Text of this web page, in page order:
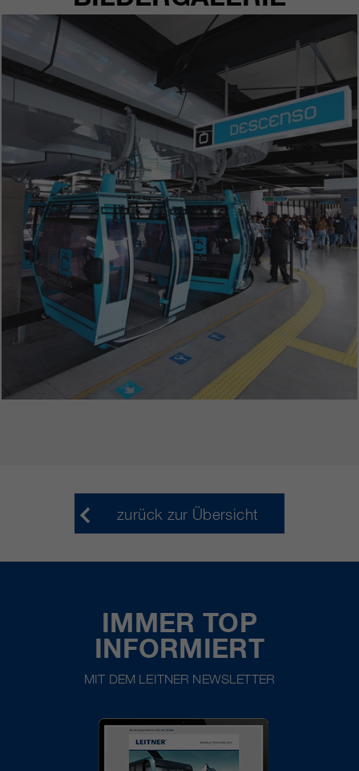
zurück zur Übersicht
IMMER TOP
INFORMIERT
MIT DEM LEITNER NEWSLETTER